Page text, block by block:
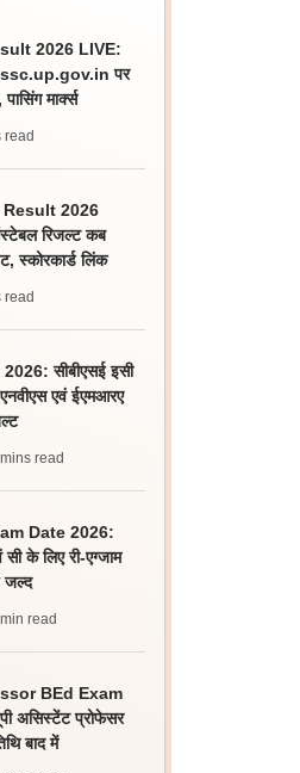
2026 LIVE:
पर
मार्क्स
read
2026
रिजल्ट कब
स्कोरकार्ड लिंक
read
सीबीएसई इसी
एवं ईएमआरए
mins read
Date 2026:
के लिए री-एग्जाम
जल्द
min read
BEd Exam
असिस्टेंट प्रोफेसर
बाद में